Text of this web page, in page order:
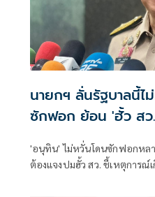
นายกฯ ลั่นรัฐบาลนี้ไ
ซักฟอก ย้อน 'ฮั้ว สว.'
'อนุทิน' ไม่หวั่นโดนซักฟอกหล
ต้องแจงปมฮั้ว สว. ชี้เหตุการณ์